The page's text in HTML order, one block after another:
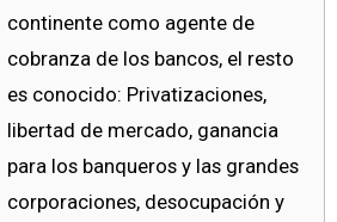
continente como agente de
cobranza de los bancos, el resto
es conocido: Privatizaciones,
libertad de mercado, ganancia
para los banqueros y las grandes
corporaciones, desocupación y